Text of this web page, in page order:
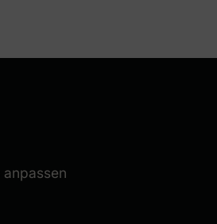
Fenster)
anpassen